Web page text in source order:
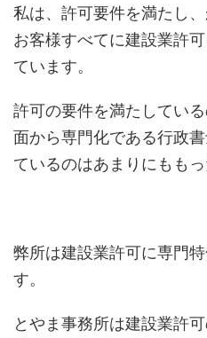
私は、許可要件を満たし
お客様すべてに建設業許
ています。
許可の要件を満たしてい
面から専門化である行政
ているのはあまりにももっ
弊所は建設業許可に専門
す。
とやま事務所は建設業許